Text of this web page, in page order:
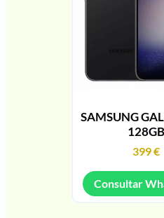
SAMSUNG
128GB
399€
Consultar